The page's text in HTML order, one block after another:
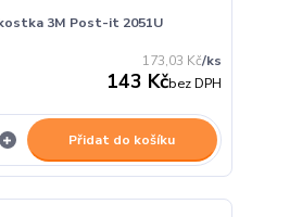
3M Post-it 2051U
173,03 Kč/ks
143 Kčbez DPH
Přidat do košíku